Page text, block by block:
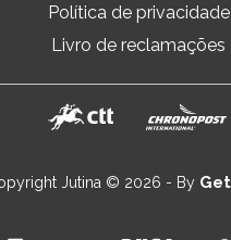
Política de privacidade
Livro de reclamações
Jutina © 2026 - By